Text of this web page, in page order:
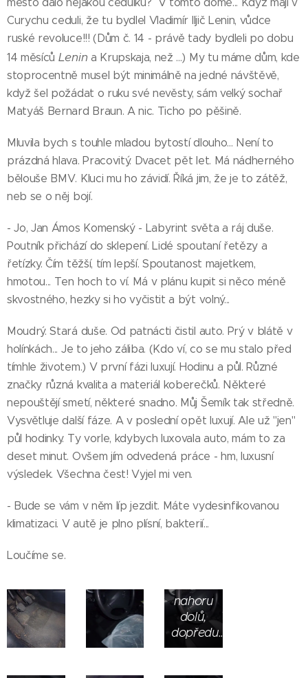
Curychu ceduli, že tu bydlel Vladimír Iljič Lenin, vůdce
ruské revoluce!!! (Dům č. 14 - právě tady bydleli po dobu
14 měsíců Lenin a Krupskaja, než ...) My tu máme dům, kde
stoprocentně musel být minimálně na jedné návštěvě,
když šel požádat o ruku své nevěsty, sám velký sochař
Matyáš Bernard Braun. A nic. Ticho po pěšině.
Mluvila bych s touhle mladou bytostí dlouho... Není to
prázdná hlava. Pracovitý. Dvacet pět let. Má nádherného
bělouše BMV. Kluci mu ho závidí. Říká jim, že je to zátěž,
neb se o něj bojí.
- Jo, Jan Ámos Komenský - Labyrint světa a ráj duše.
Poutník přichází do sklepení. Lidé spoutaní řetězy a
řetízky. Čím těžší, tím lepší. Spoutanost majetkem,
hmotou... Ten hoch to ví. Má v plánu kupit si něco méně
skvostného, hezky si ho vyčistit a být volný...
Moudrý. Stará duše. Od patnácti čistil auto. Prý v blátě v
holínkách... Je to jeho záliba. (Kdo ví, co se mu stalo před
tímhle životem.) V první fázi luxují. Hodinu a půl. Různé
značky různá kvalita a materiál koberečků. Některé
nepouštějí smetí, některé snadno. Můj Šemík tak středně.
Vysvětluje další fáze. A v poslední opět luxují. Ale už "jen"
půl hodinky. Ty vorle, kdybych luxovala auto, mám to za
deset minut. Ovšem jím odvedená práce - hm, luxusní
výsledek. Všechna čest! Vyjel mi ven.
- Bude se vám v něm líp jezdit. Máte vydesinfikovanou
klimatizaci. V autě je plno plísní, bakterií...
Loučíme se.
nahoru
dolů,
dopředu...
Vpředu